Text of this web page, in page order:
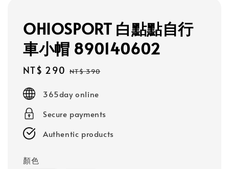
OHIOSPORT 白點點自行
車小帽 890140602
Sale
NT$ 290 Regular
NT$ 390
365day online
Secure payments
Authentic products
顏色